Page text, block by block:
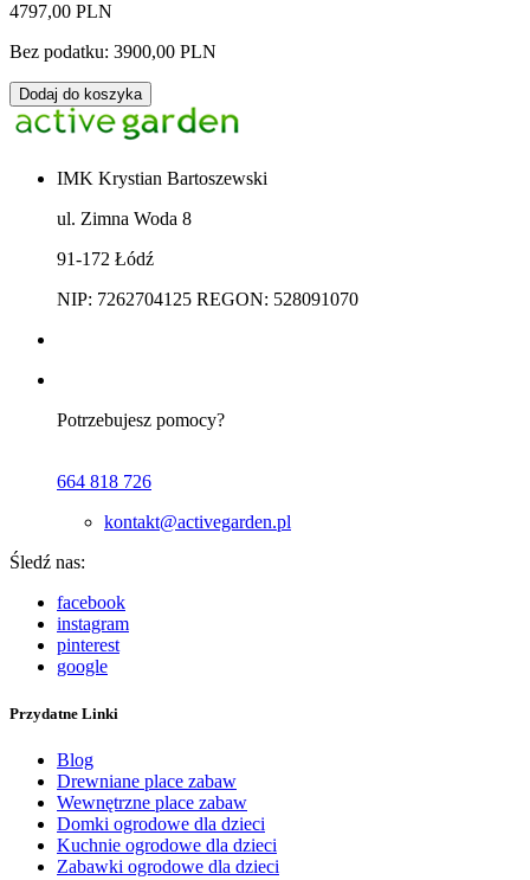
4797,00 PLN
Bez podatku: 3900,00 PLN
Dodaj do koszyka
IMK Krystian Bartoszewski
ul. Zimna Woda 8
91-172 Łódź
NIP: 7262704125 REGON: 528091070
Potrzebujesz pomocy?
664 818 726
kontakt@activegarden.pl
Śledź nas:
facebook
instagram
pinterest
google
Przydatne Linki
Blog
Drewniane place zabaw
Wewnętrzne place zabaw
Domki ogrodowe dla dzieci
Kuchnie ogrodowe dla dzieci
Zabawki ogrodowe dla dzieci